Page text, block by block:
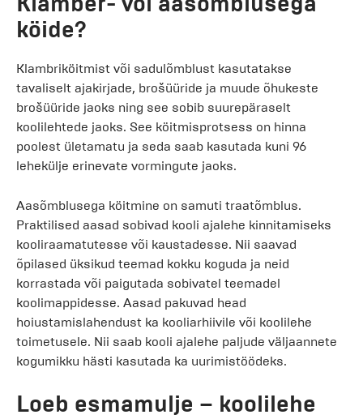
köide?
Klambriköitmist või sadulõmblust kasutatakse
tavaliselt ajakirjade, brošüüride ja muude õhukeste
brošüüride jaoks ning see sobib suurepäraselt
koolilehtede jaoks. See köitmisprotsess on hinna
poolest ületamatu ja seda saab kasutada kuni 96
lehekülje erinevate vormingute jaoks.
Aasõmblusega köitmine on samuti traatõmblus.
Praktilised aasad sobivad kooli ajalehe kinnitamiseks
kooliraamatutesse või kaustadesse. Nii saavad
õpilased üksikud teemad kokku koguda ja neid
korrastada või paigutada sobivatel teemadel
koolimappidesse. Aasad pakuvad head
hoiustamislahendust ka kooliarhiivile või koolilehe
toimetusele. Nii saab kooli ajalehe paljude väljaannete
kogumikku hästi kasutada ka uurimistöödeks.
Loeb esmamulje – koolilehe